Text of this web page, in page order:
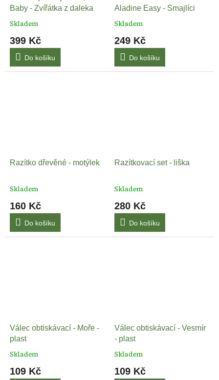
Baby - Zvířátka z daleka
Skladem
399 Kč
Do košíku
Aladine Easy - Smajlíci
Skladem
249 Kč
Do košíku
Razítko dřevěné - motýlek
Skladem
160 Kč
Do košíku
Razítkovací set - liška
Skladem
280 Kč
Do košíku
Válec obtiskávací - Moře -
plast
Skladem
109 Kč
Válec obtiskávací - Vesmír
- plast
Skladem
109 Kč